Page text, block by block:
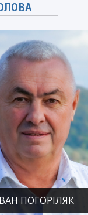
ПОГОРІЛЯК